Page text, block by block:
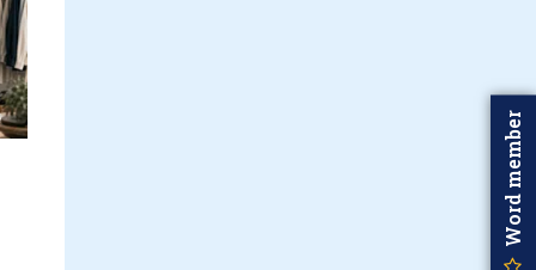
Word member